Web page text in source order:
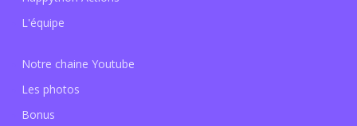
L'équipe
Notre chaine Youtube
Les photos
Bonus